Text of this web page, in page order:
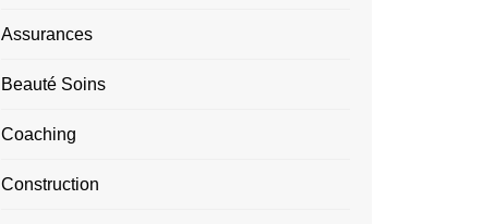
Assurances
Beauté Soins
Coaching
Construction